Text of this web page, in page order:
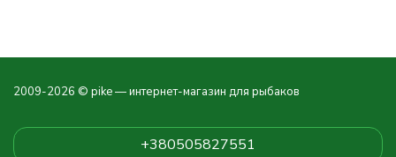
длинна, м
2009-2026 © pike — интернет-магазин для рыбаков
+380505827551